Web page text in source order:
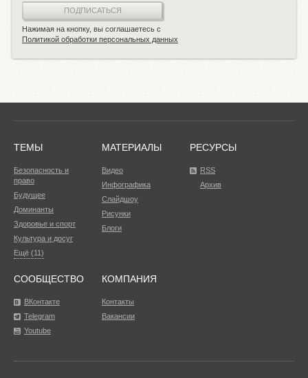
ПОДПИСАТЬСЯ
Нажимая на кнопку, вы соглашаетесь с
Политикой обработки персональных данных
ТЕМЫ
Безопасность и
право
Будущее
Доминанты
Здоровье и спорт
Культура и досуг
Ещё (11)
МАТЕРИАЛЫ
Видео
Инфографика
Слайдшоу
Рисунки
Блоги
РЕСУРСЫ
RSS
Архив
СООБЩЕСТВО
ВКонтакте
Telegram
Youtube
КОМПАНИЯ
Контакты
Вакансии